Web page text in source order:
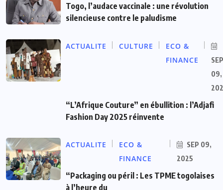
Togo, l’audace vaccinale : une révolution
silencieuse contre le paludisme
ACTUALITE CULTURE
ECO &
FINANCE
SEP
09,
“L’Afrique Couture” en ébullition : l’Adjafi
Fashion Day 2025 réinvente
ACTUALITE
ECO &
FINANCE
SEP 09,
2025
“Packaging ou péril : Les TPME togolaises
à l’heure du